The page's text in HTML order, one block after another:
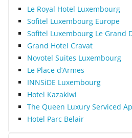
Le Royal Hotel Luxembourg
Sofitel Luxembourg Europe
Sofitel Luxembourg Le Grand
Grand Hotel Cravat
Novotel Suites Luxembourg
Le Place d’Armes
INNSiDE Luxembourg
Hotel Kazakiwi
The Queen Luxury Serviced
Hotel Parc Belair